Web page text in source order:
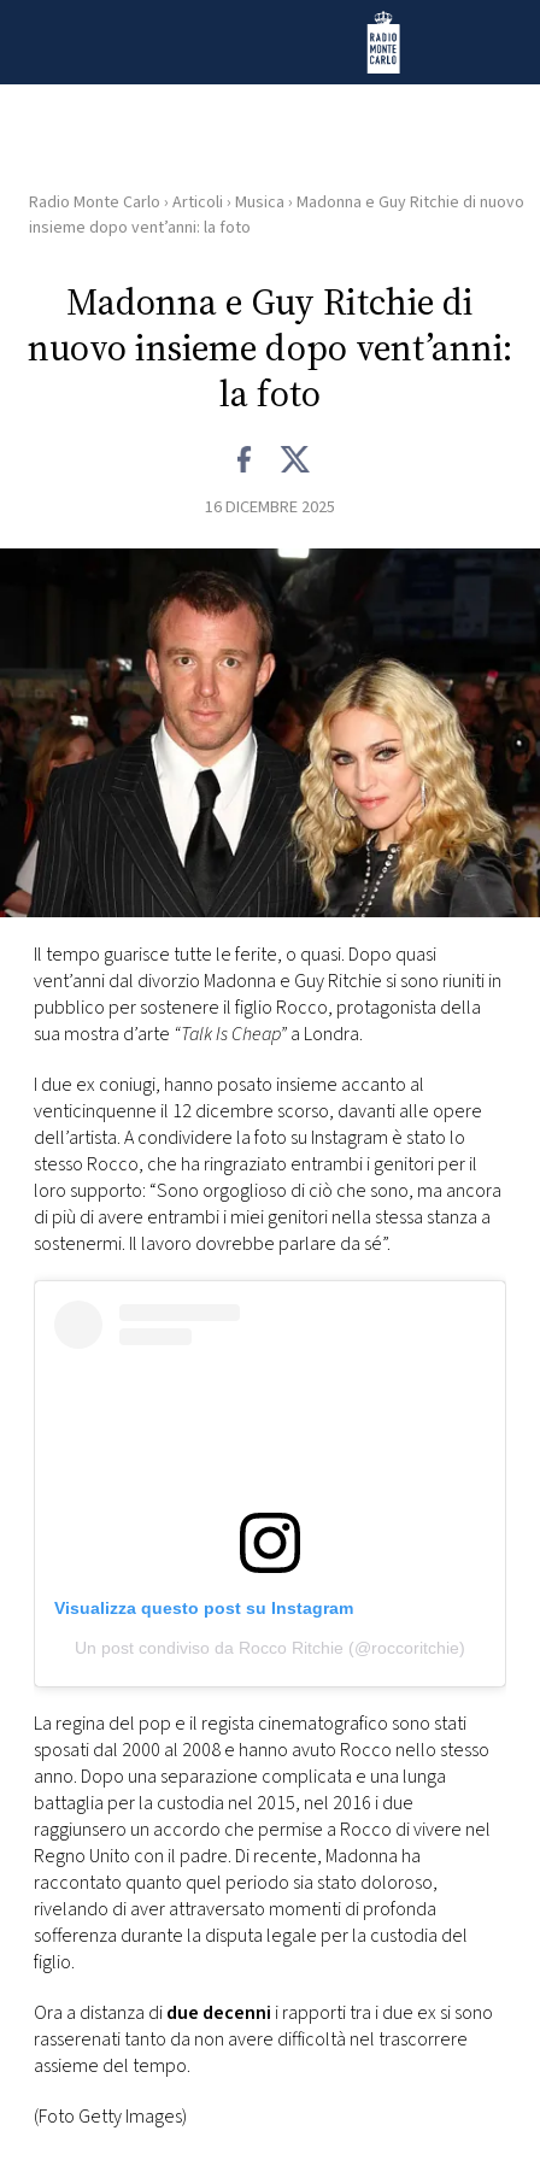
Radio Monte Carlo
HOME
RADIO
WEB
CONCORSI
EVENTI
VIDEO
TV
PRINCIPATO
DI
MONACO
CONSIGLIA
Radio Monte Carlo › Articoli › Musica › Madonna e Guy Ritchie di nuovo
insieme dopo vent’anni: la foto
Madonna e Guy Ritchie di
nuovo insieme dopo vent’anni:
la foto
16 DICEMBRE 2025
Il tempo guarisce tutte le ferite, o quasi. Dopo quasi
vent’anni dal divorzio Madonna e Guy Ritchie si sono riuniti in
pubblico per sostenere il figlio Rocco, protagonista della
sua mostra d’arte “Talk Is Cheap”a Londra.
I due ex coniugi, hanno posato insieme accanto al
venticinquenne il 12 dicembre scorso, davanti alle opere
dell’artista. A condividere la foto su Instagram è stato lo
stesso Rocco, che ha ringraziato entrambi i genitori per il
loro supporto: “Sono orgoglioso di ciò che sono, ma ancora
di più di avere entrambi i miei genitori nella stessa stanza a
sostenermi. Il lavoro dovrebbe parlare da sé”.
Visualizza questo post su Instagram
Un post condiviso da Rocco Ritchie (@roccoritchie)
La regina del pop e il regista cinematografico sono stati
sposati dal 2000 al 2008 e hanno avuto Rocco nello stesso
anno. Dopo una separazione complicata e una lunga
battaglia per la custodia nel 2015, nel 2016 i due
raggiunsero un accordo che permise a Rocco di vivere nel
Regno Unito con il padre. Di recente, Madonna ha
raccontato quanto quel periodo sia stato doloroso,
rivelando di aver attraversato momenti di profonda
sofferenza durante la disputa legale per la custodia del
figlio.
Ora a distanza didue decenni i rapporti tra i due ex si sono
rasserenati tanto da non avere difficoltà nel trascorrere
assieme del tempo.
(Foto Getty Images)